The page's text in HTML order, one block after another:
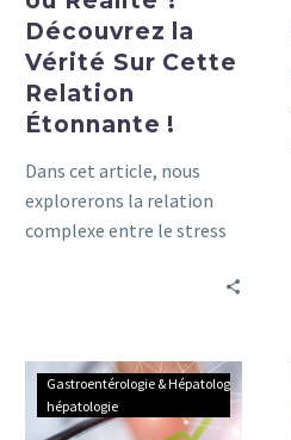
Étonnante
!
Découvrez la
Vérité Sur Cette
Relation
Étonnante !
Dans cet article, nous
explorerons la relation
complexe entre le stress
examinant les recherches
Votre
ultime
Gastroentérologie & Hépatologie
hépatologie